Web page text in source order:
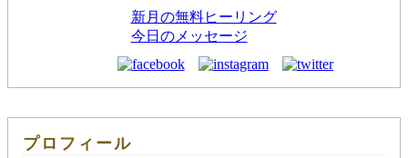
新月の無料ヒーリング
今日のメッセージ
プロフィール